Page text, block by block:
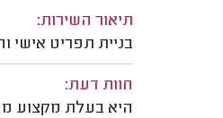
תיאור השירות:
בניית תפריט אישי
חוות דעת:
היא בעלת מקצוע